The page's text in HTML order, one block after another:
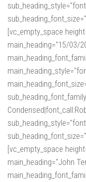
[vc_empty_space
main_heading="15/03/
[vc_empty_space
main_heading="John